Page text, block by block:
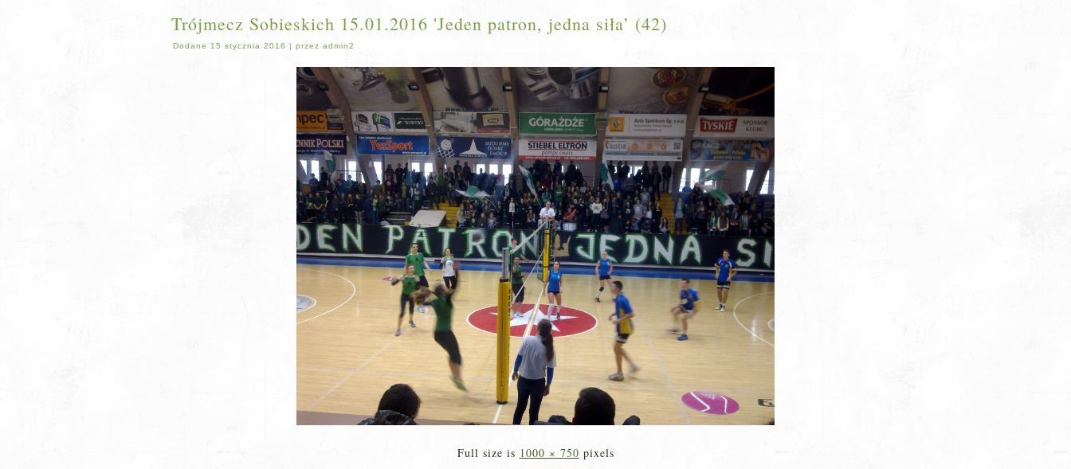
Trójmecz Sobieskich 15.01.2016 'Jeden patron, jedna siła’ (42)
Dodane 15 stycznia 2016 | przez admin2
Full size is 1000 × 750 pixels